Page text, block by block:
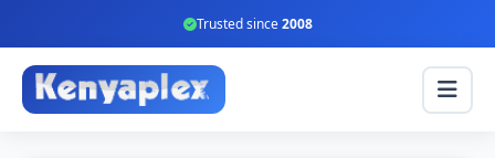
Trusted since2008